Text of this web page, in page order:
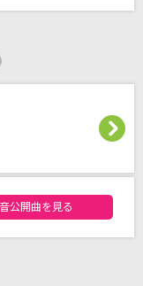
公開曲を見る